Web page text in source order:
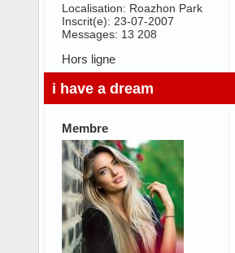
Localisation: Roazhon Park
Inscrit(e): 23-07-2007
Messages: 13 208
Hors ligne
i have a dream
Membre